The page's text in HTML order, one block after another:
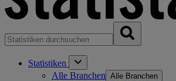
Statistiken
Alle Branchen Alle Branchen